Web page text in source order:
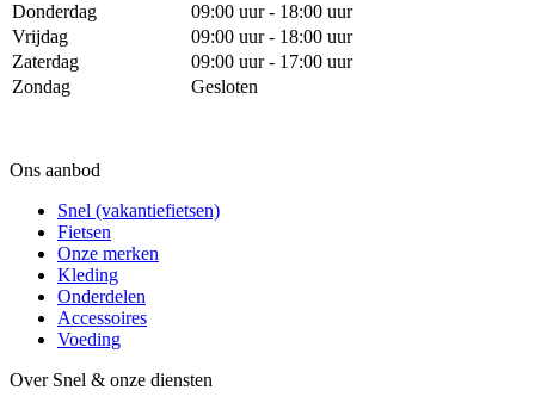
Donderdag
09:00 uur - 18:00 uur
Vrijdag
09:00 uur - 18:00 uur
Zaterdag
09:00 uur - 17:00 uur
Zondag
Gesloten
Ons aanbod
Snel (vakantiefietsen)
Fietsen
Onze merken
Kleding
Onderdelen
Accessoires
Voeding
Over Snel & onze diensten